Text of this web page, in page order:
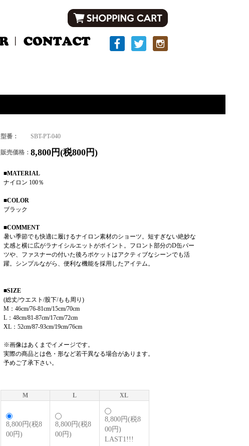
型番： SBT-PT-040
販売価格： 8,800円(税800円)
■MATERIAL
ナイロン 100％
■COLOR
ブラック
■COMMENT
暑い季節でも快適に履けるナイロン素材のショーツ。短すぎない絶妙な
丈感と横に広がラナイシルエットがポイント。フロント部分のD缶パー
ツや、ファスナーの付いた後ろポケットはアクティブなシーンでも活
躍。シンプルながら、便利な機能を採用したアイテム。
■SIZE
(総丈/ウエスト/股下/もも周り)
M：46cm/76-81cm/15cm/70cm
L：48cm/81-87cm/17cm/72cm
XL：52cm/87-93cm/19cm/76cm
※画像はあくまでイメージです。
実際の商品とは色・形など若干異なる場合があります。
予めご了承下さい。
M L XL
8,800円(税8
00円)
8,800円(税8
00円)
8,800円(税8
00円)
LAST1!!!